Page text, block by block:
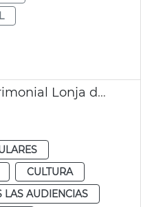
Pleno. Protección patrimonial Lonja de Feria València y refugios antiaéreos de València
CULTURA
LAS AUDIENCIAS